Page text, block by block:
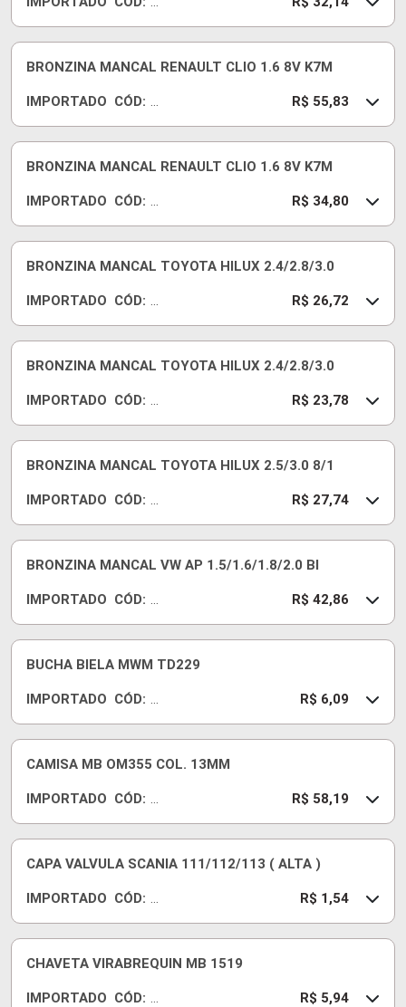
C
67
S
D
BRONZINA MANCAL RENAULT CLIO 1.6 8V K7M
IMPORTADO CÓD: R
C
67
02
R$ 55,83
BRONZINA MANCAL RENAULT CLIO 1.6 8V K7M
IMPORTADO CÓD: R
C
67
07
R$ 34,80
BRONZINA MANCAL TOYOTA HILUX 2.4/2.8/3.0
IMPORTADO CÓD: R
C
51
07
R$ 26,72
BRONZINA MANCAL TOYOTA HILUX 2.4/2.8/3.0
IMPORTADO CÓD: R
C
51
05
R$ 23,78
BRONZINA MANCAL TOYOTA HILUX 2.5/3.0 8/1
IMPORTADO CÓD: R
C
72
07
R$ 27,74
BRONZINA MANCAL VW AP 1.5/1.6/1.8/2.0 BI
IMPORTADO CÓD: R
C
29
S
D
R$ 42,86
BUCHA BIELA MWM TD229
IMPORTADO CÓD: R
G
07
IM
R$ 6,09
CAMISA MB OM355 COL. 13MM
IMPORTADO CÓD: A
98
7/
T
R$ 58,19
CAPA VALVULA SCANIA 111/112/113 ( ALTA )
IMPORTADO CÓD: 24
37
R$ 1,54
CHAVETA VIRABREQUIN MB 1519
IMPORTADO CÓD: C
R$ 5,94